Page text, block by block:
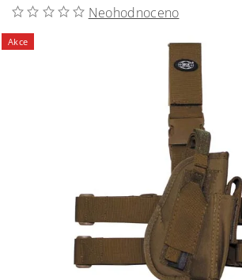
Neohodnoceno
Akce